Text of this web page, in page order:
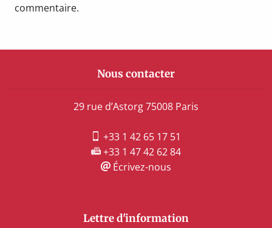
commentaire.
Nous contacter
29 rue d’Astorg 75008 Paris
+33 1 42 65 17 51
+33 1 47 42 62 84
Écrivez-nous
Lettre d'information